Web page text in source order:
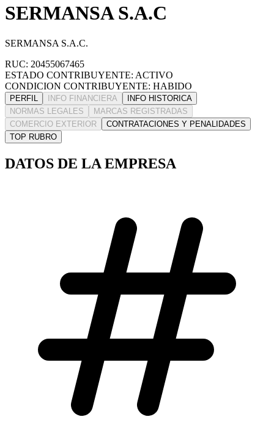
SERMANSA S.A.C
SERMANSA S.A.C.
RUC: 20455067465
ESTADO CONTRIBUYENTE: ACTIVO
CONDICION CONTRIBUYENTE: HABIDO
PERFIL INFO FINANCIERA
INFO HISTORICA
NORMAS LEGALES
MARCAS REGISTRADAS
COMERCIO EXTERIOR
CONTRATACIONES Y PENALIDADES
TOP RUBRO
DATOS DE LA EMPRESA